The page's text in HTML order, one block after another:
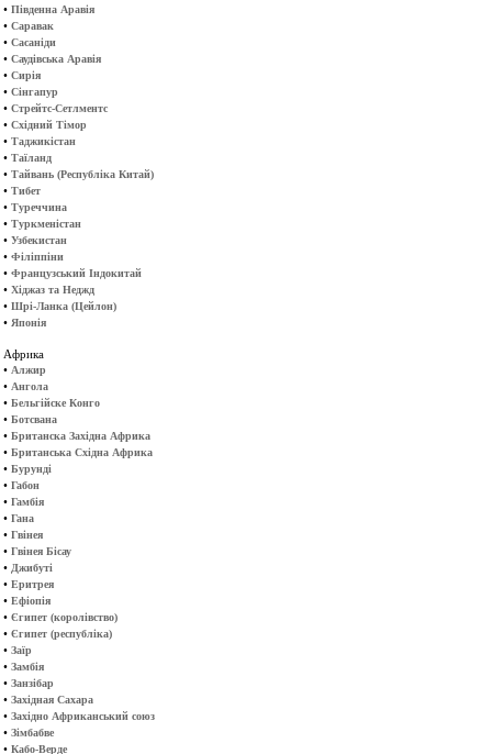
• Південна Аравія
• Саравак
• Сасаніди
• Саудівська Аравія
• Сирія
• Сінгапур
• Стрейтс-Сетлментс
• Східний Тімор
• Таджикістан
• Таїланд
• Тайвань (Республіка Китай)
• Тибет
• Туреччина
• Туркменістан
• Узбекистан
• Філіппіни
• Французський Індокитай
• Хіджаз та Неджд
• Шрі-Ланка (Цейлон)
• Японія
Африка
• Алжир
• Ангола
• Бельгійске Конго
• Ботсвана
• Британска Західна Африка
• Британська Східна Африка
• Бурунді
• Габон
• Гамбія
• Гана
• Гвінея
• Гвінея Бісау
• Джибуті
• Еритрея
• Ефіопія
• Єгипет (королівство)
• Єгипет (республіка)
• Заїр
• Замбія
• Занзібар
• Західная Сахара
• Західно Африканський союз
• Зімбабве
• Кабо-Верде